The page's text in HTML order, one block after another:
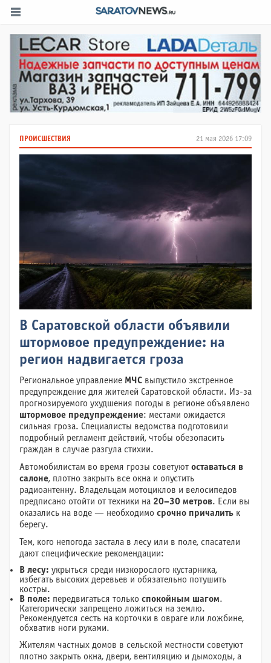
21 мая 2026 17:09
ПРОИСШЕСТВИЯ
В Саратовской области объявили
штормовое предупреждение: на
регион надвигается гроза
Региональное управление МЧС выпустило экстренное
предупреждение для жителей Саратовской области. Из-за
прогнозируемого ухудшения погоды в регионе объявлено
штормовое предупреждение: местами ожидается
сильная гроза. Специалисты ведомства подготовили
подробный регламент действий, чтобы обезопасить
граждан в случае разгула стихии.
Автомобилистам во время грозы советуют оставаться в
салоне, плотно закрыть все окна и опустить
радиоантенну. Владельцам мотоциклов и велосипедов
предписано отойти от техники на 20–30 метров. Если вы
оказались на воде — необходимо срочно причалить к
берегу.
Тем, кого непогода застала в лесу или в поле, спасатели
дают специфические рекомендации:
В лесу: укрыться среди низкорослого кустарника,
избегать высоких деревьев и обязательно потушить
костры.
В поле: передвигаться только спокойным шагом.
Категорически запрещено ложиться на землю.
Рекомендуется сесть на корточки в овраге или ложбине,
обхватив ноги руками.
Жителям частных домов в сельской местности советуют
плотно закрыть окна, двери, вентиляцию и дымоходы, а